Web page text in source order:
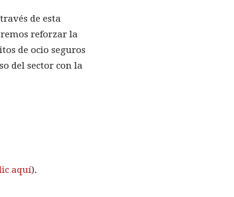
de esta
reforzar la
de ocio seguros
del sector con la
aquí).